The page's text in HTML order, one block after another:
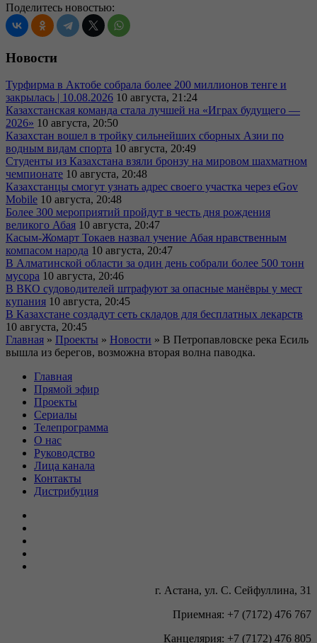
Поделитесь новостью:
Новости
Турфирма в Актобе собрала более 200 миллионов тенге и
закрылась | 10.08.2026 10 августа, 21:24
Казахстанская команда стала лучшей на «Играх будущего —
2026» 10 августа, 20:50
Казахстан вошел в тройку сильнейших сборных Азии по
водным видам спорта 10 августа, 20:49
Студенты из Казахстана взяли бронзу на мировом шахматном
чемпионате 10 августа, 20:48
Казахстанцы смогут узнать адрес своего участка через eGov
Mobile 10 августа, 20:48
Более 300 мероприятий пройдут в честь дня рождения
великого Абая 10 августа, 20:47
Касым-Жомарт Токаев назвал учение Абая нравственным
компасом народа 10 августа, 20:47
В Алматинской области за один день собрали более 500 тонн
мусора 10 августа, 20:46
В ВКО судоводителей штрафуют за опасные манёвры у мест
купания 10 августа, 20:45
В Казахстане создадут сеть складов для бесплатных лекарств
10 августа, 20:45
Главная » Проекты » Новости » В Петропавловске река Есиль
вышла из берегов, возможна вторая волна паводка.
Главная
Прямой эфир
Проекты
Сериалы
Телепрограмма
О нас
Руководство
Лица канала
Контакты
Дистрибуция
г. Астана, ул. С. Сейфуллина, 31
Приемная: +7 (7172) 476 767
Канцелярия: +7 (7172) 476 805